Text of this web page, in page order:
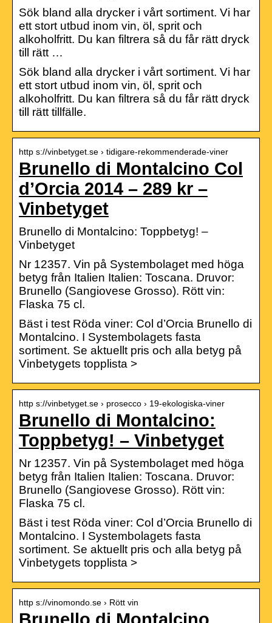
Sök bland alla drycker i vårt sortiment. Vi har
ett stort utbud inom vin, öl, sprit och
alkoholfritt. Du kan filtrera så du får rätt dryck
till rätt …
Sök bland alla drycker i vårt sortiment. Vi har
ett stort utbud inom vin, öl, sprit och
alkoholfritt. Du kan filtrera så du får rätt dryck
till rätt tillfälle.
http s://vinbetyget.se › tidigare-rekommenderade-viner
Brunello di Montalcino Col
d’Orcia 2014 – 289 kr –
Vinbetyget
Brunello di Montalcino: Toppbetyg! –
Vinbetyget
Nr 12357. Vin på Systembolaget med höga
betyg från Italien Italien: Toscana. Druvor:
Brunello (Sangiovese Grosso). Rött vin:
Flaska 75 cl.
Bäst i test Röda viner: Col d’Orcia Brunello di
Montalcino. I Systembolagets fasta
sortiment. Se aktuellt pris och alla betyg på
Vinbetygets topplista >
http s://vinbetyget.se › prosecco › 19-ekologiska-viner
Brunello di Montalcino:
Toppbetyg! – Vinbetyget
Nr 12357. Vin på Systembolaget med höga
betyg från Italien Italien: Toscana. Druvor:
Brunello (Sangiovese Grosso). Rött vin:
Flaska 75 cl.
Bäst i test Röda viner: Col d’Orcia Brunello di
Montalcino. I Systembolagets fasta
sortiment. Se aktuellt pris och alla betyg på
Vinbetygets topplista >
http s://vinomondo.se › Rött vin